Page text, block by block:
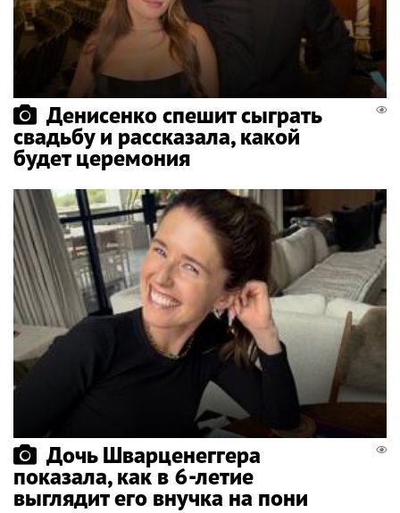
Денисенко спешит сыграть
свадьбу и рассказала, какой
будет церемония
Дочь Шварценеггера
показала, как в 6-летие
выглядит его внучка на пони